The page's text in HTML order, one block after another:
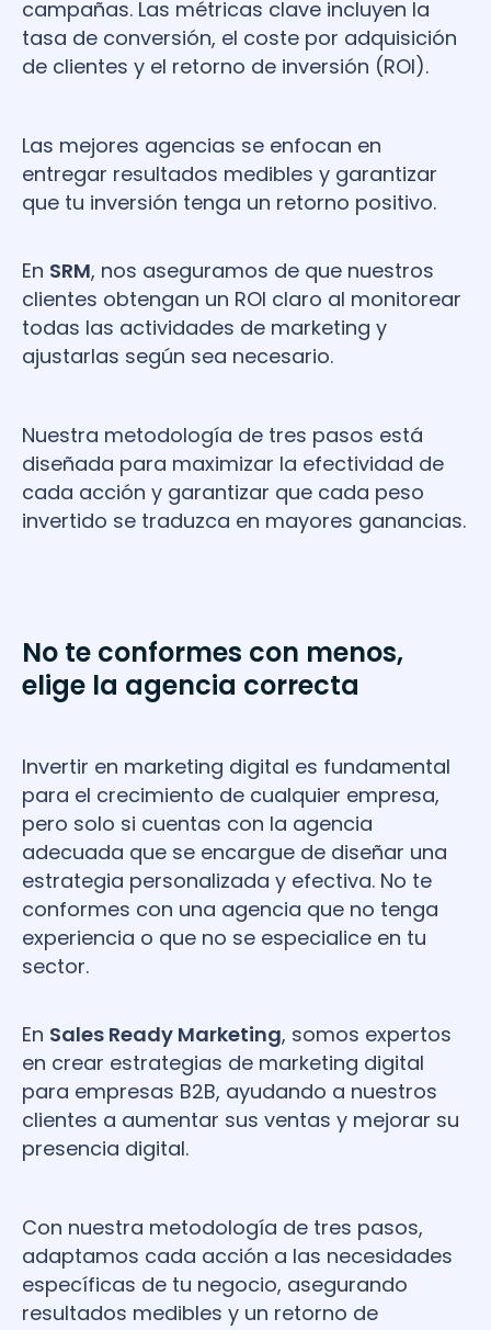
campañas. Las métricas clave incluyen la
tasa de conversión, el coste por adquisición
de clientes y el retorno de inversión (ROI).
Las mejores agencias se enfocan en
entregar resultados medibles y garantizar
que tu inversión tenga un retorno positivo.
En SRM, nos aseguramos de que nuestros
clientes obtengan un ROI claro al monitorear
todas las actividades de marketing y
ajustarlas según sea necesario.
Nuestra metodología de tres pasos está
diseñada para maximizar la efectividad de
cada acción y garantizar que cada peso
invertido se traduzca en mayores ganancias.
No te conformes con menos,
elige la agencia correcta
Invertir en marketing digital es fundamental
para el crecimiento de cualquier empresa,
pero solo si cuentas con la agencia
adecuada que se encargue de diseñar una
estrategia personalizada y efectiva. No te
conformes con una agencia que no tenga
experiencia o que no se especialice en tu
sector.
En Sales Ready Marketing, somos expertos
en crear estrategias de marketing digital
para empresas B2B, ayudando a nuestros
clientes a aumentar sus ventas y mejorar su
presencia digital.
Con nuestra metodología de tres pasos,
adaptamos cada acción a las necesidades
específicas de tu negocio, asegurando
resultados medibles y un retorno de